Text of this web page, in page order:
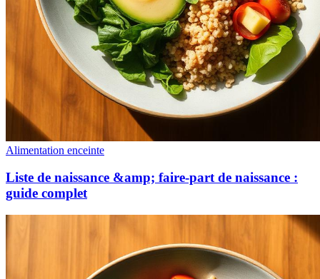
Alimentation enceinte
Liste de naissance &amp; faire-part de naissance :
guide complet